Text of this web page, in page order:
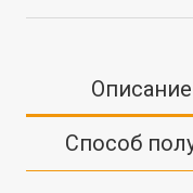
Описание
Способ